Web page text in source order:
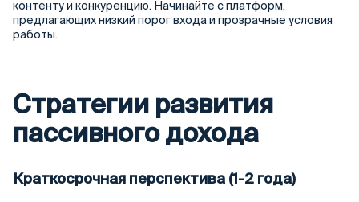
контенту и конкуренцию. Начинайте с платформ,
предлагающих низкий порог входа и прозрачные условия
работы.
Стратегии развития
пассивного дохода
Краткосрочная перспектива (1-2 года)